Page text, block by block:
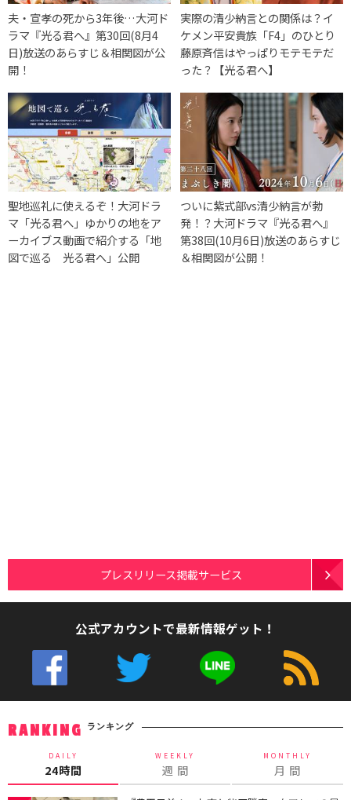
夫・宣孝の死から3年後…大河ド
ラマ『光る君へ』第30回(8月4
日)放送のあらすじ＆相関図が公
開！
実際の清少納言との関係は？イ
ケメン平安貴族「F4」のひとり
藤原斉信はやっぱりモテモテだ
った？【光る君へ】
聖地巡礼に使えるぞ！大河ドラ
マ「光る君へ」ゆかりの地をア
ーカイブス動画で紹介する「地
図で巡る 光る君へ」公開
ついに紫式部vs清少納言が勃
発！？大河ドラマ『光る君へ』
第38回(10月6日)放送のあらすじ
＆相関図が公開！
プレスリリース掲載サービス
公式アカウントで最新情報ゲット！
RANKING ランキング
DAILY
24時間
WEEKLY
週 間
MONTHLY
月 間